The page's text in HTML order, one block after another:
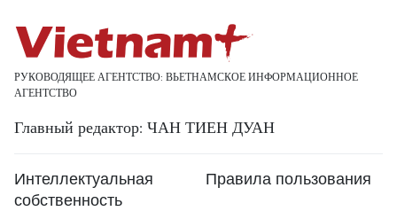
РУКОВОДЯЩЕЕ АГЕНТСТВО: ВЬЕТНАМСКОЕ ИНФОРМАЦИОННОЕ
АГЕНТСТВО
Главный редактор: ЧАН ТИЕН ДУАН
Интеллектуальная
собственность
Правила пользования